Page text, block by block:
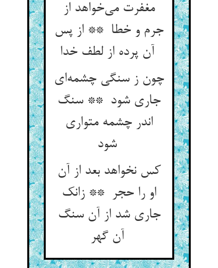
مغفرت می‌خواهد از
جرم و خطا ** از پس
چون ز سنگی چشمه‌ای
جاری شود ** سنگ
اندر چشمه متواری
شود
کس نخواهد بعد از آن
او را حجر ** زانک
جاری شد از آن سنگ